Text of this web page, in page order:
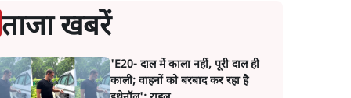
ताजा खबरें
'E20- दाल में काला नहीं, पूरी दाल ही
काली; वाहनों को बरबाद कर रहा है